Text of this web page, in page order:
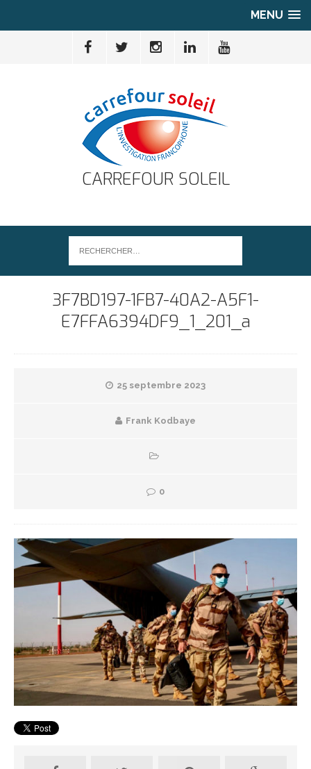
MENU
CARREFOUR SOLEIL
3F7BD197-1FB7-40A2-A5F1-
E7FFA6394DF9_1_201_a
25 septembre 2023
Frank Kodbaye
0